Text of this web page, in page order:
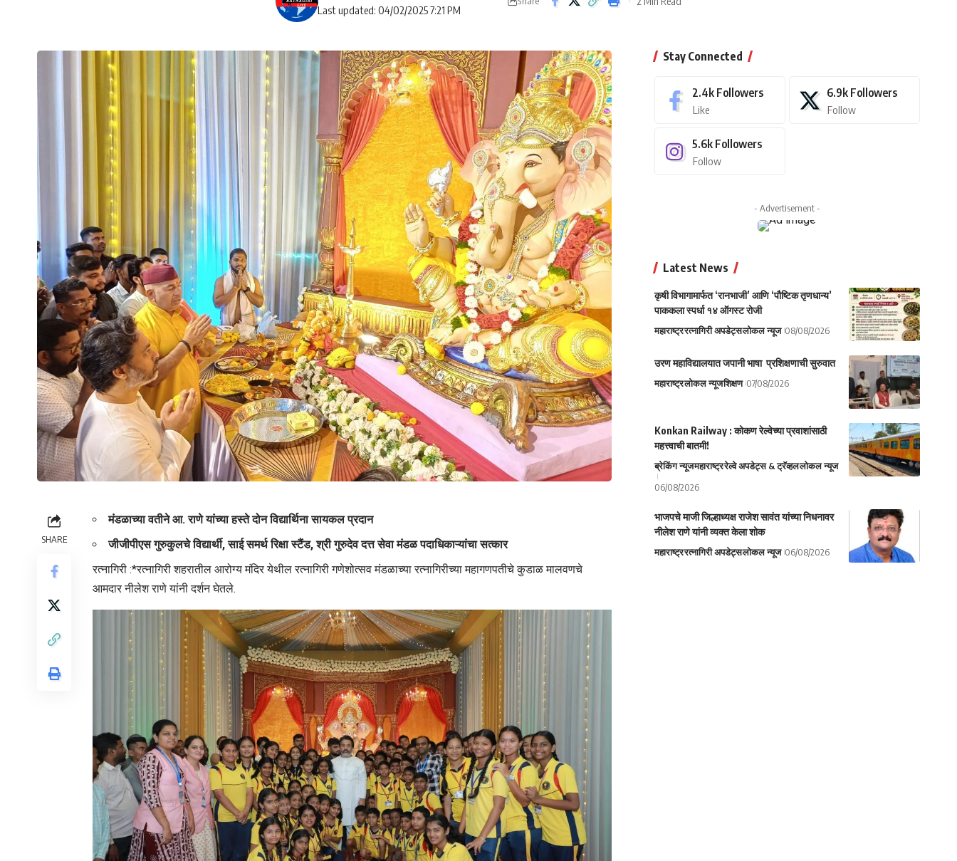
Last updated: 04/02/2025 7:21 PM
SHARE
मंडळाच्या वतीने आ. राणे यांच्या हस्ते दोन विद्यार्थिना सायकल प्रदान
जीजीपीएस गुरुकुलचे विद्यार्थी, साई समर्थ रिक्षा स्टैंड, श्री गुरुदेव दत्त सेवा मंडळ पदाधिकाऱ्यांचा सत्कार
रत्नागिरी :*रत्नागिरी शहरातील आरोग्य मंदिर येथील रत्नागिरी गणेशोत्सव मंडळाच्या रत्नागिरीच्या महागणपतीचे कुडाळ मालवणचे
आमदार नीलेश राणे यांनी दर्शन घेतले.
Stay Connected
2.4k Followers
Like
6.9k Followers
Follow
5.6k Followers
Follow
- Advertisement -
Latest News
कृषी विभागामार्फत ‘रानभाजी’ आणि ‘पौष्टिक तृणधान्य’
पाककला स्पर्धा १४ ऑगस्ट रोजी
महाराष्ट्ररत्नागिरी अपडेट्सलोकल न्यूज 08/08/2026
उरण महाविद्यालयात जपानी भाषा प्रशिक्षणाची सुरुवात
महाराष्ट्रलोकल न्यूजशिक्षण 07/08/2026
Konkan Railway : कोकण रेल्वेच्या प्रवाशांसाठी
महत्त्वाची बातमी!
ब्रेकिंग न्यूजमहाराष्ट्ररेल्वे अपडेट्स & ट्रॅव्हललोकल न्यूज
06/08/2026
भाजपचे माजी जिल्हाध्यक्ष राजेश सावंत यांच्या निधनावर
नीलेश राणे यांनी व्यक्त केला शोक
महाराष्ट्ररत्नागिरी अपडेट्सलोकल न्यूज 06/08/2026